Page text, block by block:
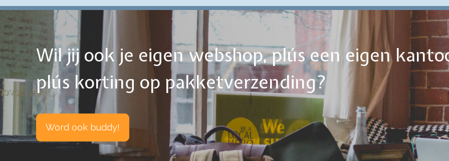
Wil jij ook je eigen webshop, plús een eigen
plús korting op pakketverzending?
Word ook buddy!